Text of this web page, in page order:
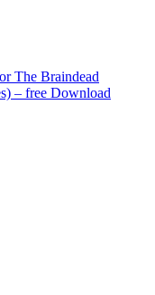
The Braindead
– free Download